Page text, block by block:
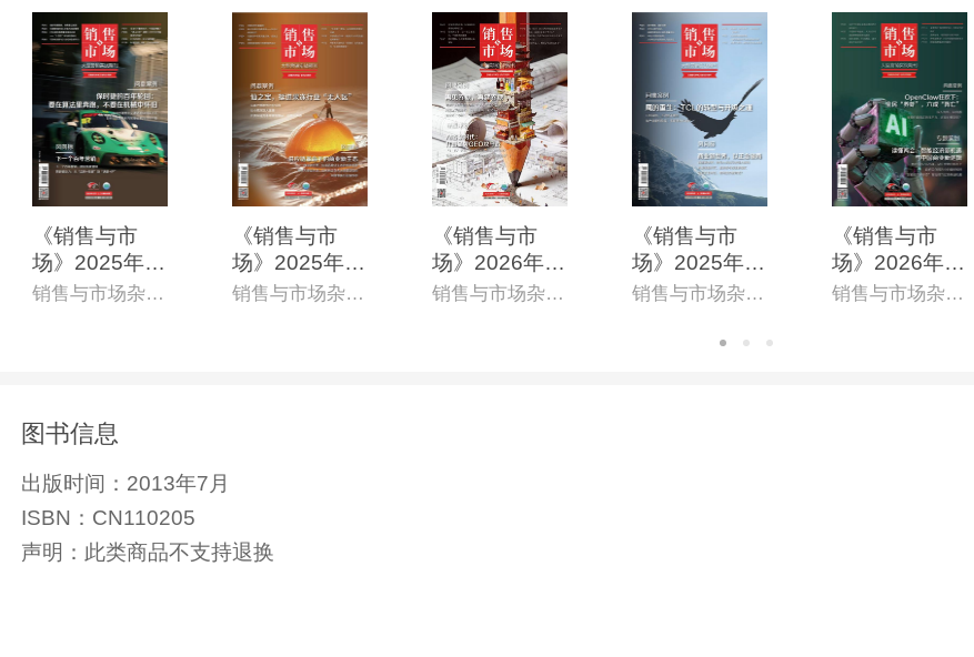
《销售与市
场》2025年1
2月上(总第85销售与市场杂志社
《销售与市
场》2025年8
月上(总第838销售与市场杂志社
《销售与市
场》2026年5
月上(总第865销售与市场杂志社
《销售与市
场》2025年9
月上(总第841销售与市场杂志社
《销售与市
场》2026年4
月上(总第862销售与市场杂志社
图书信息
出版时间： 2013年7月
ISBN： CN110205
声明： 此类商品不支持退换